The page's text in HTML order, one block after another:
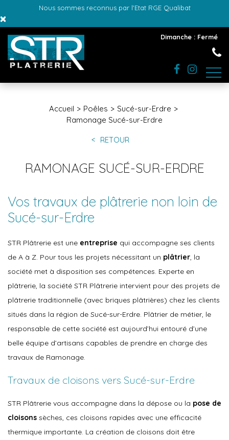
Nous sommes reconnus par l'Etat RGE Qualibat
×
Dimanche : Fermé
Accueil Poêles
Sucé-sur-Erdre
Ramonage Sucé-sur-Erdre
RETOUR
RAMONAGE SUCÉ-SUR-ERDRE
Vos travaux de plâtrerie non loin de
Sucé-sur-Erdre
STR Plâtrerie est une entreprise qui accompagne ses clients
de A à Z. Pour tous les projets nécessitant un plâtrier, la
société met à disposition ses compétences. Experte en
plâtrerie, la société STR Plâtrerie intervient pour des projets de
plâtrerie traditionnelle (avec briques plâtrières) chez les clients
situés dans la région de Sucé-sur-Erdre. Plâtrier de métier, le
responsable de cette société est aujourd’hui entouré d’une
belle équipe d’artisans capables de prendre en charge des
travaux de Ramonage.
Travaux de cloisons vers Sucé-sur-Erdre
STR Plâtrerie vous accompagne dans la dépose ou la pose de
cloisons sèches, ces cloisons rapides avec une efficacité
thermique importante. La création de cloisons doit être